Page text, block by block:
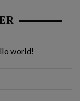
world!